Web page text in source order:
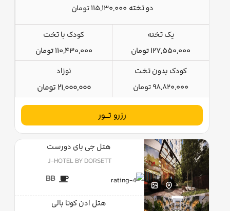
دو تخته 115,130,000 تومان
یک تخته
127,550,000 تومان
کودک با تخت
110,430,000 تومان
کودک بدون تخت
98,820,000 تومان
نوزاد
21,000,000 تومان
رزرو تــور
هتل جی بای دورست
J-HOTEL BY DORSETT
BB
هتل ادن کوتا بالی